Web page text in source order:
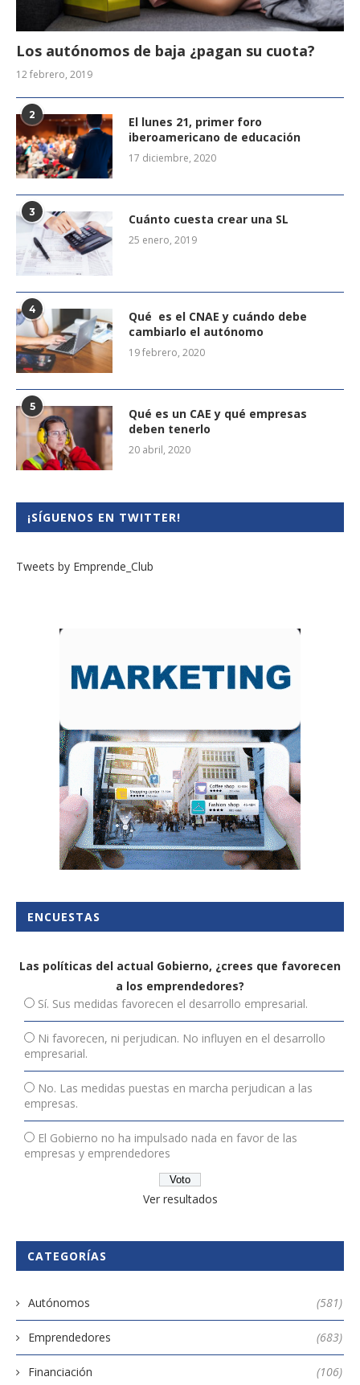
Los autónomos de baja ¿pagan su cuota?
12 febrero, 2019
2
El lunes 21, primer foro
iberoamericano de educación
17 diciembre, 2020
3 Cuánto cuesta crear una SL
25 enero, 2019
4
Qué es el CNAE y cuándo debe
cambiarlo el autónomo
19 febrero, 2020
5
Qué es un CAE y qué empresas
deben tenerlo
20 abril, 2020
¡SÍGUENOS EN TWITTER!
Tweets by Emprende_Club
ENCUESTAS
Las políticas del actual Gobierno, ¿crees que favorecen
a los emprendedores?
Sí. Sus medidas favorecen el desarrollo empresarial.
Ni favorecen, ni perjudican. No influyen en el desarrollo
empresarial.
No. Las medidas puestas en marcha perjudican a las
empresas.
El Gobierno no ha impulsado nada en favor de las
empresas y emprendedores
Ver resultados
CATEGORÍAS
Autónomos (581)
Emprendedores (683)
Financiación (106)